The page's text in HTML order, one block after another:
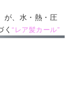
が、水・熱・圧
く “レア髪カール”